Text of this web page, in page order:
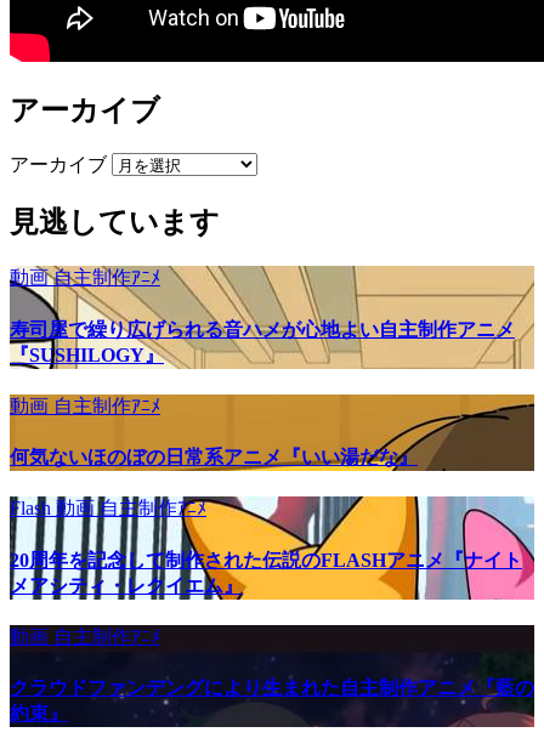
アーカイブ
アーカイブ
見逃しています
動画自主制作ｱﾆﾒ
寿司屋で繰り広げられる音ハメが心地よい自主制作アニメ
『SUSHILOGY』
動画 自主制作ｱﾆﾒ
何気ないほのぼの日常系アニメ『いい湯だな』
Flash 動画自主制作ｱﾆﾒ
20周年を記念して制作された伝説のFLASHアニメ『ナイト
メアシティ・レクイエム』
動画 自主制作ｱﾆﾒ
クラウドファンデングにより生まれた自主制作アニメ『藍の
約束』